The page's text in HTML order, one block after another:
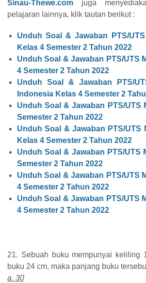
Sinau-Thewe.com juga
pelajaran lainnya, klik tautan berikut :
Unduh Soal & Jawaban PTS/
Kelas 4 Semester 2 Tahun 2022
Unduh Soal & Jawaban PTS/UTS
4 Semester 2 Tahun 2022
Unduh Soal & Jawaban PTS/
Indonesia Kelas 4 Semester 2
Unduh Soal & Jawaban PTS/UTS
Semester 2 Tahun 2022
Unduh Soal & Jawaban PTS/UTS
Kelas 4 Semester 2 Tahun 2022
Unduh Soal & Jawaban PTS/UTS
Semester 2 Tahun 2022
Unduh Soal & Jawaban PTS/UTS
4 Semester 2 Tahun 2022
Unduh Soal & Jawaban PTS/UTS
4 Semester 2 Tahun 2022
21. Sebuah buku mempunyai keliling
buku 24 cm, maka panjang buku
a. 30